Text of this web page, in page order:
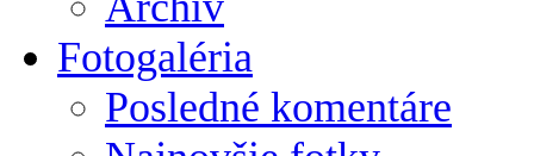
Fotogaléria
Posledné komentáre